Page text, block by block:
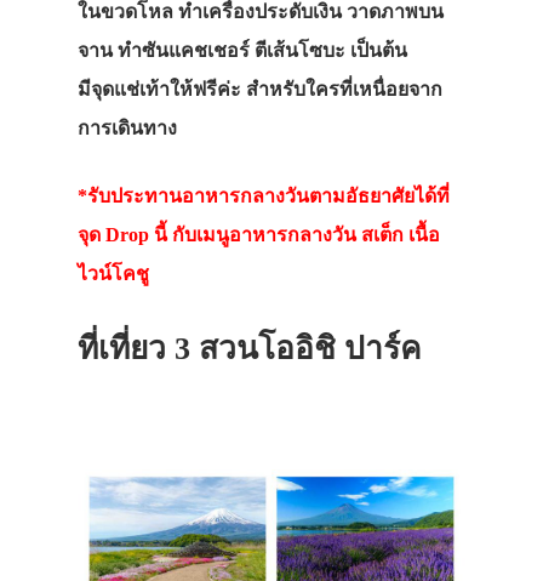
ในขวดโหล ทำเครื่องประดับเงิน วาดภาพบน
จาน ทำซันแคชเชอร์ ตีเส้นโซบะ เป็นต้น
มีจุดแช่เท้าให้ฟรีค่ะ สำหรับใครที่เหนื่อยจาก
การเดินทาง
*รับประทานอาหารกลางวันตามอัธยาศัยได้ที่
จุด Drop นี้ กับเมนูอาหารกลางวัน สเต็ก เนื้อ
ไวน์โคชู
ที่เที่ยว 3 สวนโออิชิ ปาร์ค
ที่พัก
สาระน่ารู้